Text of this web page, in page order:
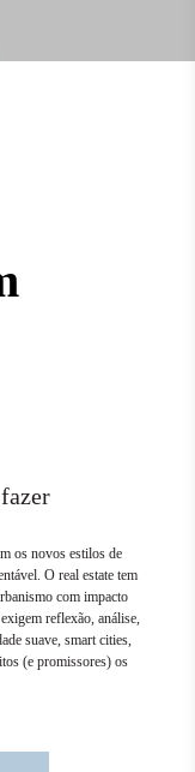
os novos estilos de
O real estate tem
com impacto
reflexão, análise,
suave, smart cities,
(e promissores) os